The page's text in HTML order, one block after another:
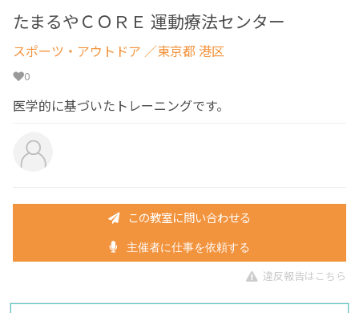
たまるやＣＯＲＥ 運動療法センター
スポーツ・アウトドア ／東京都 港区
0
医学的に基づいたトレーニングです。
この教室に問い合わせる
主催者に仕事を依頼する
違反報告はこちら